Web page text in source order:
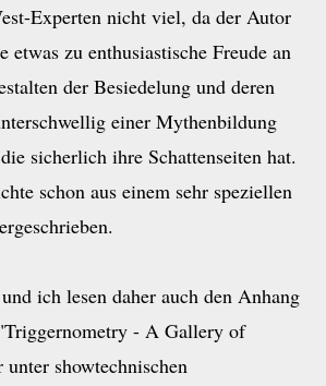
Experten nicht viel, da der Autor
etwas zu enthusiastische Freude an
der Besiedelung und deren
einer Mythenbildung
sicherlich ihre Schattenseiten hat.
schon aus einem sehr speziellen
ich lesen daher auch den Anhang
- A Gallery of
showtechnischen